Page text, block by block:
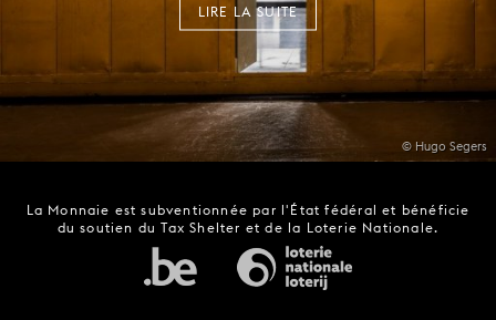
© Hugo Segers
LIRE LA SUITE
La Monnaie est subventionnée par l'État fédéral et bénéficie
du soutien du Tax Shelter et de la Loterie Nationale.